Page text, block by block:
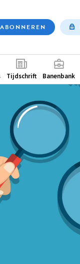
ABONNEREN
Tijdschrift Banenbank